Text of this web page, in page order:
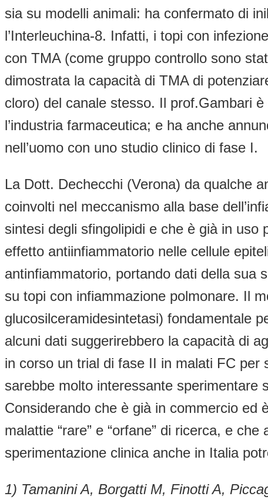
sia su modelli animali: ha confermato di
l’Interleuchina-8. Infatti, i topi con
con TMA (come gruppo controllo sono
dimostrata la capacità di TMA di
cloro) del canale stesso. Il prof.Gambari
l’industria farmaceutica; e ha anche
nell’uomo con uno studio clinico di fase I.
La Dott. Dechecchi (Verona) da qualche
coinvolti nel meccanismo alla base
sintesi degli sfingolipidi e che è già in uso
effetto antiinfiammatorio nelle cellule
antinfiammatorio, portando dati della sua
su topi con infiammazione polmonare. Il
glucosilceramidesintetasi) fondamentale
alcuni dati suggerirebbero la capacità di
in corso un trial di fase II in malati FC
sarebbe molto interessante sperimentare
Considerando che è già in commercio ed
malattie “rare” e “orfane” di ricerca, e
sperimentazione clinica anche in Italia
1) Tamanini A, Borgatti M, Finotti A,